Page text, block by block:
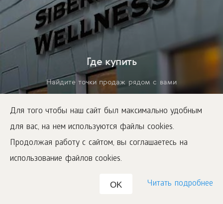
Для того чтобы наш сайт был максимально удобным
для вас, на нем используются файлы cookies.
Продолжая работу с сайтом, вы соглашаетесь на
использование файлов cookies.
OK Читать подробнее
Где купить
Найдите точки продаж рядом с вами